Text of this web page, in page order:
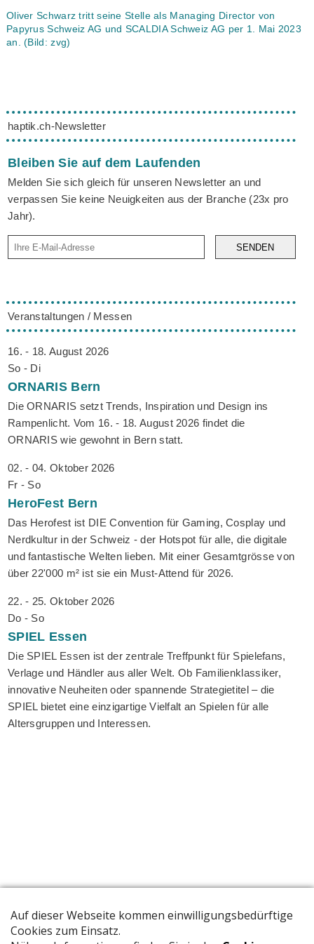
Oliver Schwarz tritt seine Stelle als Managing Director von
Papyrus Schweiz AG und SCALDIA Schweiz AG per 1. Mai 2023
an. (Bild: zvg)
haptik.ch-Newsletter
Bleiben Sie auf dem Laufenden
Melden Sie sich gleich für unseren Newsletter an und
verpassen Sie keine Neuigkeiten aus der Branche (23x pro
Jahr).
SENDEN
Veranstaltungen / Messen
16. - 18. August 2026
So - Di
ORNARIS Bern
Die ORNARIS setzt Trends, Inspiration und Design ins
Rampenlicht. Vom 16. - 18. August 2026 findet die
ORNARIS wie gewohnt in Bern statt.
02. - 04. Oktober 2026
Fr - So
HeroFest Bern
Das Herofest ist DIE Convention für Gaming, Cosplay und
Nerdkultur in der Schweiz - der Hotspot für alle, die digitale
und fantastische Welten lieben. Mit einer Gesamtgrösse von
über 22'000 m² ist sie ein Must-Attend für 2026.
22. - 25. Oktober 2026
Do - So
SPIEL Essen
Die SPIEL Essen ist der zentrale Treffpunkt für Spielefans,
Verlage und Händler aus aller Welt. Ob Familienklassiker,
innovative Neuheiten oder spannende Strategietitel – die
SPIEL bietet eine einzigartige Vielfalt an Spielen für alle
Altersgruppen und Interessen.